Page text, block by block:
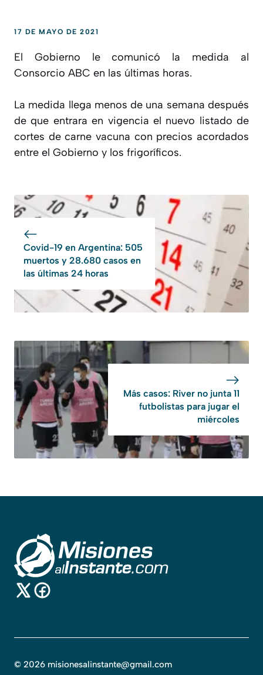
17 DE MAYO DE 2021
El Gobierno le comunicó la medida al
Consorcio ABC en las últimas horas.
La medida llega menos de una semana después
de que entrara en vigencia el nuevo listado de
cortes de carne vacuna con precios acordados
entre el Gobierno y los frigoríficos.
Covid-19 en Argentina: 505
muertos y 28.680 casos en
las últimas 24 horas
Más casos: River no junta 11
futbolistas para jugar el
miércoles
© 2026 misionesalinstante@gmail.com